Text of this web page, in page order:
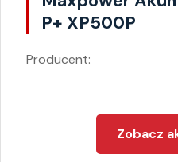
P+ XP500P
Producent:
Zobacz